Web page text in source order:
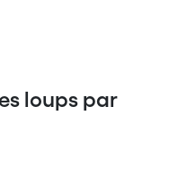
loups par